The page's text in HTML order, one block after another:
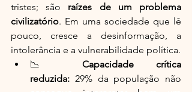
tristes; são raízes de um problema
civilizatório. Em uma sociedade que lê
pouco, cresce a desinformação, a
intolerância e a vulnerabilidade política.
📉 Capacidade crítica
reduzida: 29% da população não